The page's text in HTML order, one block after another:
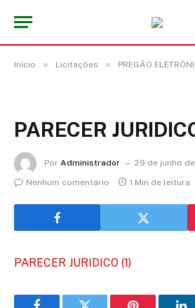
Início » Licitações » PREGÃO ELETRÔNICO Nº 020/2020-SRP (REGISTRO DE PREÇO PARA EVENTUAL CONTRATAÇÃO DE EMPRESA PARA
PARECER
Por Administrador
29 de junho
Nenhum comentário
1 Min de leitura
PARECER JURIDICO (1)